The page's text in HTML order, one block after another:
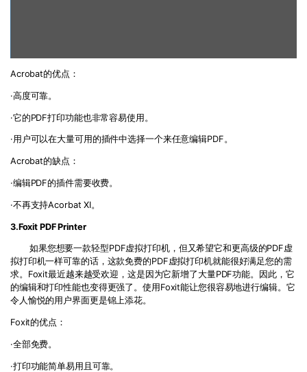
Acrobat的优点：
·高度可靠。
·它的PDF打印功能也非常容易使用。
·用户可以在大量可用的插件中选择一个来任意编辑PDF。
Acrobat的缺点：
·编辑PDF的插件需要收费。
·不再支持Acorbat XI。
3.Foxit PDF Printer
如果您想要一款轻型PDF虚拟打印机，但又希望它和更高级的PDF虚
拟打印机一样可靠的话，这款免费的PDF虚拟打印机就能很好满足您的需
求。Foxit最近越来越受欢迎，这是因为它新增了大量PDF功能。因此，它
的编辑和打印性能也变得更强了。使用Foxit能让您很容易地进行编辑。它
令人愉悦的用户界面更是锦上添花。
Foxit的优点：
·全部免费。
·打印功能简单易用且可靠。